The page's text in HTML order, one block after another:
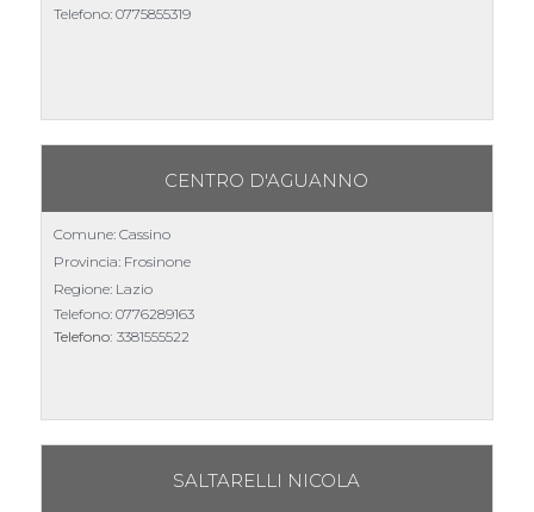
Telefono: 0775855319
CENTRO D'AGUANNO
Comune: Cassino
Provincia: Frosinone
Regione: Lazio
Telefono: 0776289163
Telefono: 3381555522
SALTARELLI NICOLA